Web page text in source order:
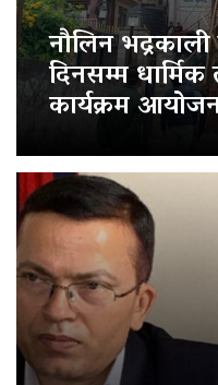
नौलिन
दिनसम्म
कार्यक्रम